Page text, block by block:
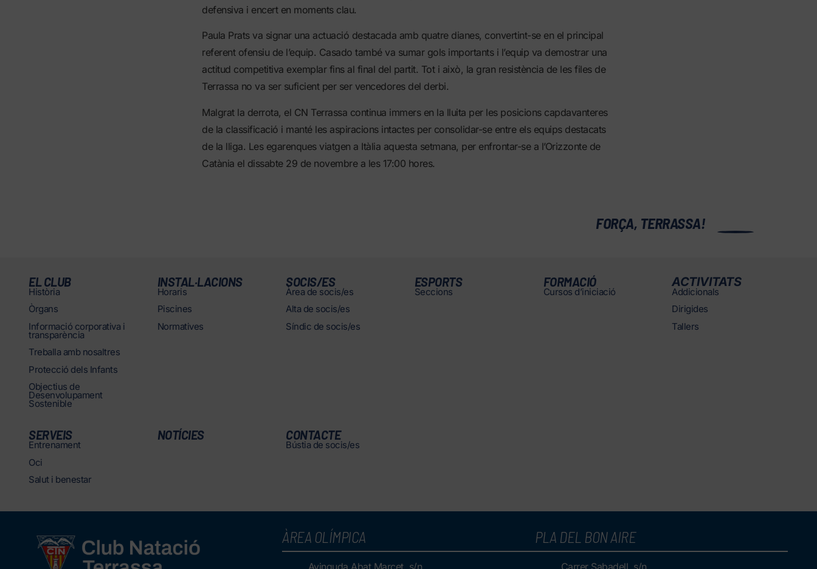
defensiva i encert en moments clau.
Paula Prats va signar una actuació destacada amb quatre dianes, convertint-se en el principal
referent ofensiu de l’equip. Casado també va sumar gols importants i l’equip va demostrar una
actitud competitiva exemplar fins al final del partit. Tot i això, la gran resistència de les files de
Terrassa no va ser suficient per ser vencedores del derbi.
Malgrat la derrota, el CN Terrassa continua immers en la lluita per les posicions capdavanteres
de la classificació i manté les aspiracions intactes per consolidar-se entre els equips destacats
de la lliga. Les egarenques viatgen a Itàlia aquesta setmana, per enfrontar-se a l’Orizzonte de
Catània el dissabte 29 de novembre a les 17:00 hores.
FORÇA, TERRASSA!
EL CLUB
Història
Òrgans
Informació corporativa i
transparència
Treballa amb nosaltres
Protecció dels Infants
Objectius de
Desenvolupament
Sostenible
INSTAL·LACIONS
Horaris
Piscines
Normatives
SOCIS/ES
Àrea de socis/es
Alta de socis/es
Síndic de socis/es
ESPORTS
Seccions
FORMACIÓ
Cursos d’iniciació
ACTIVITATS
Addicionals
Dirigides
Tallers
SERVEIS
Entrenament
Oci
Salut i benestar
NOTÍCIES CONTACTE
Bústia de socis/es
ÀREA OLÍMPICA PLA DEL BON AIRE